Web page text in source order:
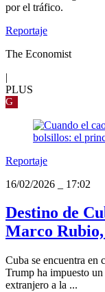
por el tráfico.
Reportaje
The Economist
|
PLUS
G
Reportaje
16/02/2026
17:02
Destino de
Marco Rubio,
Cuba se encuentra en
Trump ha impuesto
extranjero a la ...